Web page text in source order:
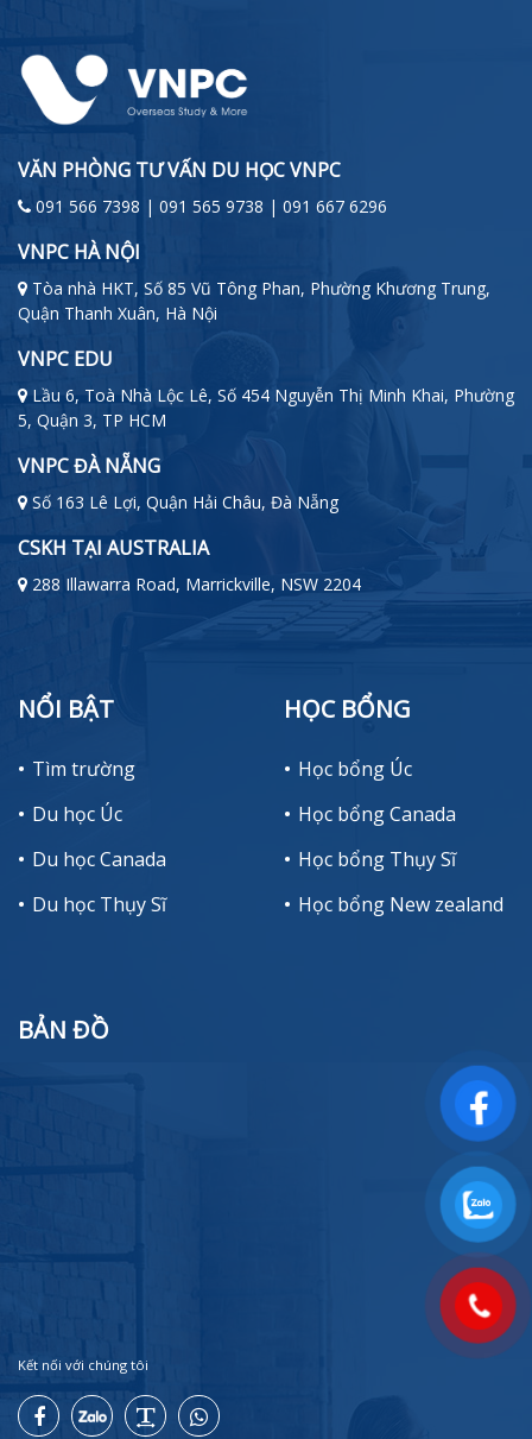
VĂN PHÒNG TƯ VẤN DU HỌC VNPC
091 566 7398 | 091 565 9738 | 091 667 6296
VNPC HÀ NỘI
Tòa nhà HKT, Số 85 Vũ Tông Phan, Phường Khương Trung,
Quận Thanh Xuân, Hà Nội
VNPC EDU
Lầu 6, Toà Nhà Lộc Lê, Số 454 Nguyễn Thị Minh Khai, Phường
5, Quận 3, TP HCM
VNPC ĐÀ NẴNG
Số 163 Lê Lợi, Quận Hải Châu, Đà Nẵng
CSKH TẠI AUSTRALIA
288 Illawarra Road, Marrickville, NSW 2204
NỔI BẬT
Tìm trường
Du học Úc
Du học Canada
Du học Thụy Sĩ
HỌC BỔNG
Học bổng Úc
Học bổng Canada
Học bổng Thụy Sĩ
Học bổng New zealand
BẢN ĐỒ
Kết nối với chúng tôi